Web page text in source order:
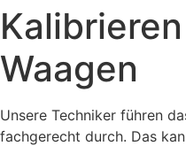
Waagen
Unsere Techniker führen
fachgerecht durch. Das